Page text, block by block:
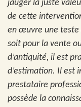
jauger la juste
de cette
en œuvre une teste
soit pour la vente
d’antiquité, il est
d’estimation. Il est
prestataire
possède la